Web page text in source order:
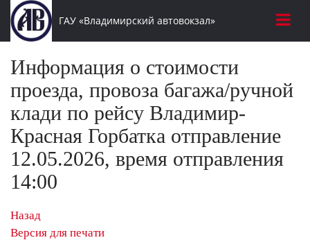
ГАУ «Владимирский автовокзал»
Информация о стоимости
проезда, провоза багажа/ручной
клади по рейсу Владимир-
Красная Горбатка отправление
12.05.2026, время отправления
14:00
Назад
Версия для печати